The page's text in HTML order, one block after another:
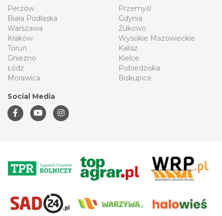
Perzów
Biała Podlaska
Warszawa
Kraków
Toruń
Gniezno
Łódź
Morawica
Przemyśl
Gdynia
Żukowo
Wysokie Mazowieckie
Kalisz
Kielce
Pobiedziska
Biskupice
Social Media